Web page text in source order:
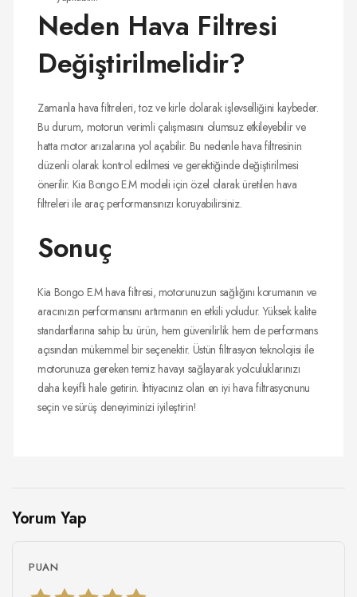
Neden Hava Filtresi
Değiştirilmelidir?
Zamanla hava filtreleri, toz ve kirle dolarak işlevselliğini kaybeder.
Bu durum, motorun verimli çalışmasını olumsuz etkileyebilir ve
hatta motor arızalarına yol açabilir. Bu nedenle hava filtresinin
düzenli olarak kontrol edilmesi ve gerektiğinde değiştirilmesi
önerilir. Kia Bongo E.M modeli için özel olarak üretilen hava
filtreleri ile araç performansınızı koruyabilirsiniz.
Sonuç
Kia Bongo E.M hava filtresi, motorunuzun sağlığını korumanın ve
aracınızın performansını artırmanın en etkili yoludur. Yüksek kalite
standartlarına sahip bu ürün, hem güvenilirlik hem de performans
açısından mükemmel bir seçenektir. Üstün filtrasyon teknolojisi ile
motorunuza gereken temiz havayı sağlayarak yolculuklarınızı
daha keyifli hale getirin. İhtiyacınız olan en iyi hava filtrasyonunu
seçin ve sürüş deneyiminizi iyileştirin!
Yorum Yap
PUAN